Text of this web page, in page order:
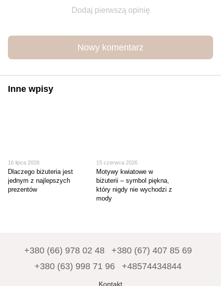
Dodaj pierwszą opinię
Nowy komentarz
Inne wpisy
16 lipca 2026
Dlaczego biżuteria jest
jednym z najlepszych
prezentów
15 czerwca 2026
Motywy kwiatowe w
biżuterii – symbol piękna,
który nigdy nie wychodzi z
mody
+380 (66) 978 02 48
+380 (67) 407 85 69
+380 (63) 998 71 96
+48574434844
Kontakt